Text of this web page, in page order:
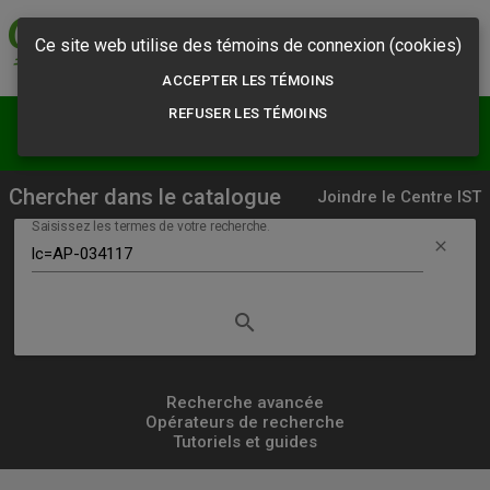
normes, de l'équité,
de la santé et de la
Chercher dans le catalogue Joindre le Centre IST
Saisissez les termes de votre recherche.
clear
searchLancer
recherche
simple
Recherche avancée
Opérateurs de recherche
Tutoriels et guides
Ce site web utilise des témoins de connexion (cookies)
ACCEPTER LES TÉMOINS
REFUSER LES TÉMOINS